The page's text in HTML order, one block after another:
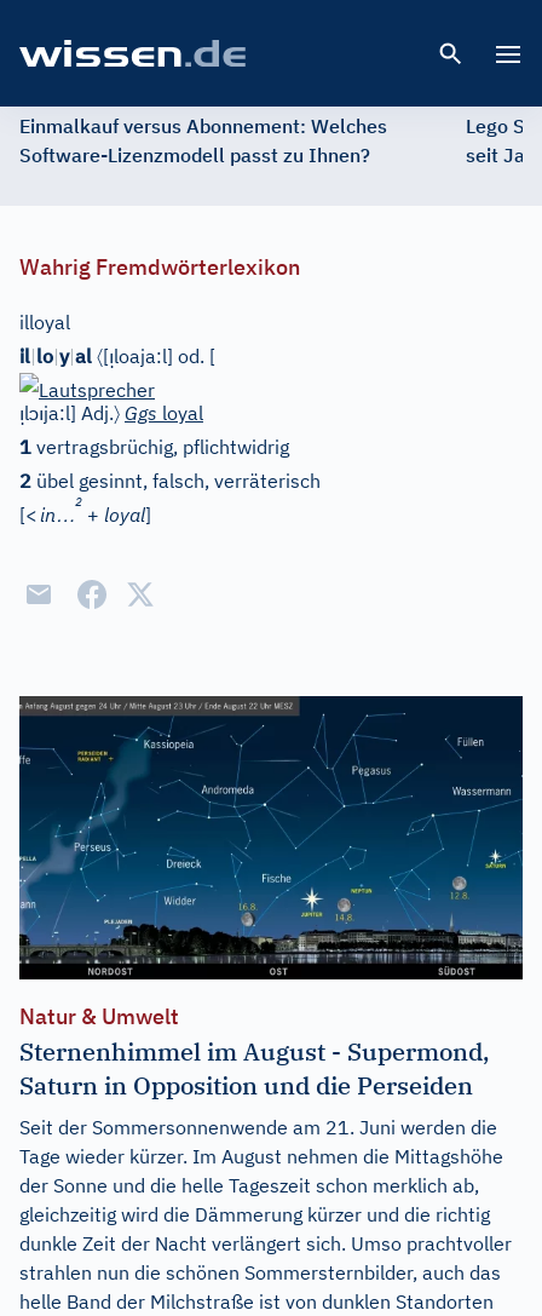
Einmalkauf versus Abonnement: Welches
Software-Lizenzmodell passt zu Ihnen?
Lego
seit
Wahrig Fremdwörterlexikon
illoyal
il|lo|y|al 〈[ı̣loaja:l] od. [
ı̣lɔıja:l] Adj.〉 Ggs loyal
1 vertragsbrüchig, pflichtwidrig
2 übel gesinnt, falsch, verräterisch
[<in…2
+ loyal]
Natur & Umwelt
Sternenhimmel im August - Supermond,
Saturn in Opposition und die Perseiden
Seit der Sommersonnenwende am 21. Juni werden die
Tage wieder kürzer. Im August nehmen die Mittagshöhe
der Sonne und die helle Tageszeit schon merklich ab,
gleichzeitig wird die Dämmerung kürzer und die richtig
dunkle Zeit der Nacht verlängert sich. Umso prachtvoller
strahlen nun die schönen Sommersternbilder, auch das
helle Band der Milchstraße ist von dunklen Standorten